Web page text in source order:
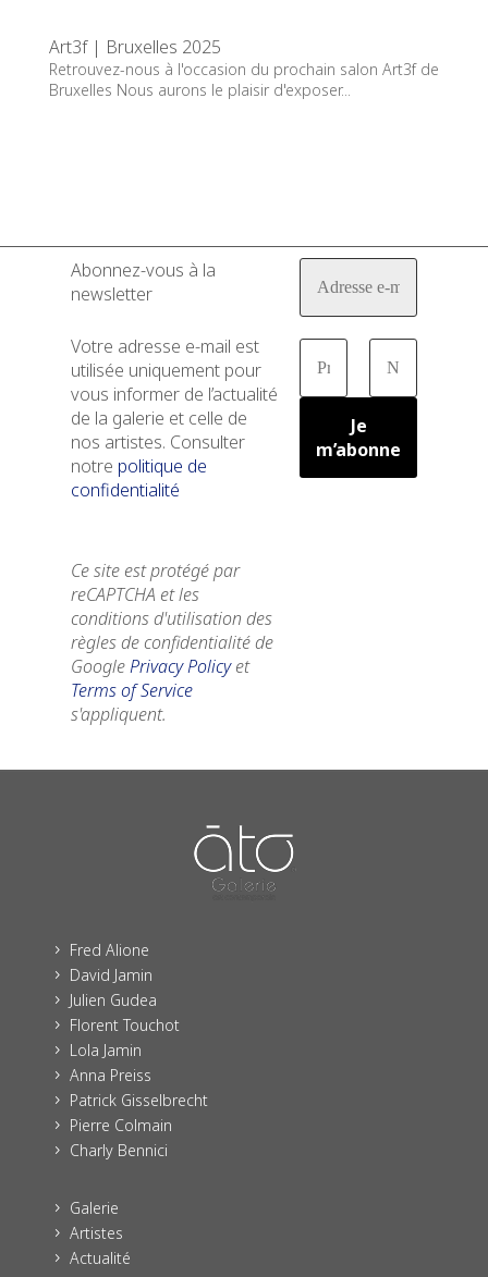
Art3f | Bruxelles 2025
Retrouvez-nous à l'occasion du prochain salon Art3f de
Bruxelles Nous aurons le plaisir d'exposer...
Abonnez-vous à la
newsletter
Votre adresse e-mail est
utilisée uniquement pour
vous informer de l’actualité
de la galerie et celle de
nos artistes. Consulter
notre politique de
confidentialité
Ce site est protégé par
reCAPTCHA et les
conditions d'utilisation des
règles de confidentialité de
GooglePrivacy Policyet
Terms of Service
s'appliquent.
5 Fred Alione
5 David Jamin
5 Julien Gudea
5 Florent Touchot
5 Lola Jamin
5 Anna Preiss
5 Patrick Gisselbrecht
5 Pierre Colmain
5 Charly Bennici
5 Galerie
5 Artistes
5 Actualité